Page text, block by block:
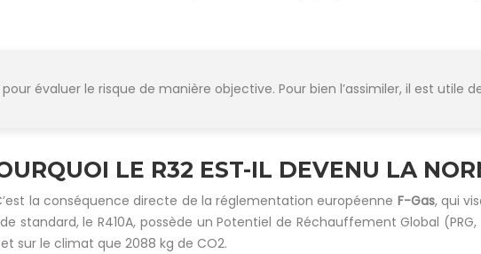
évaluer le risque de manière objective. Pour bien l’assimiler, il est utile
LE R32 EST-IL DEVENU LA
la conséquence directe de la réglementation européenne F-Gas, qui
le R410A, possède un Potentiel de Réchauffement Global
sur le climat que 2088 kg de CO2.